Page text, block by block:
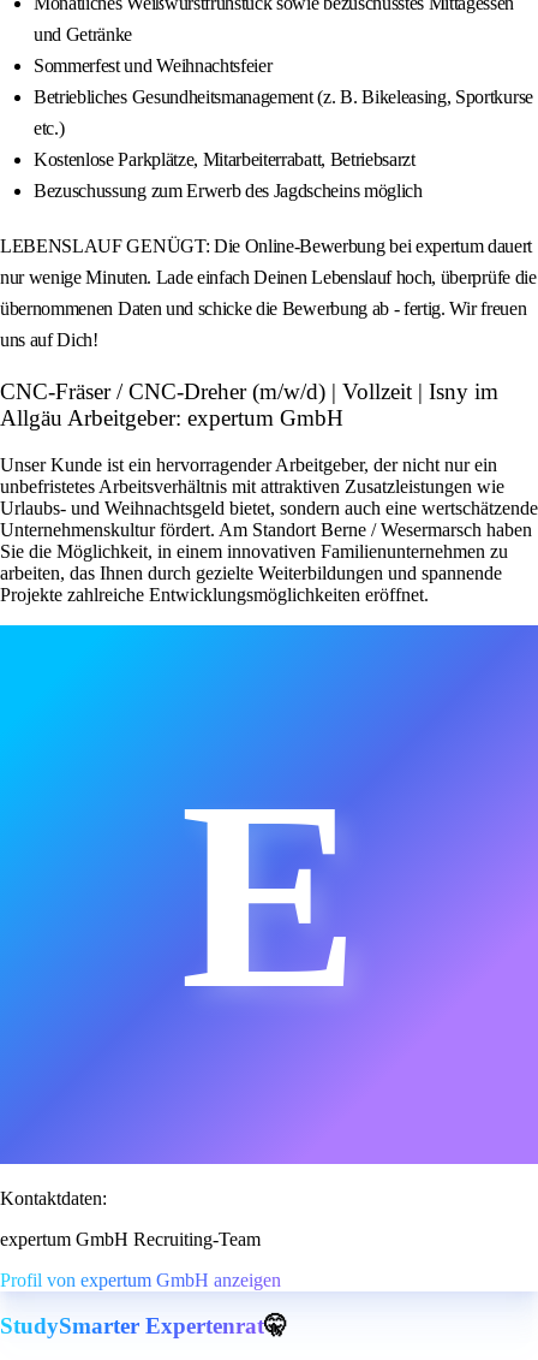
und Getränke
Sommerfest und Weihnachtsfeier
Betriebliches Gesundheitsmanagement (z. B. Bikeleasing, Sportkurse
etc.)
Kostenlose Parkplätze, Mitarbeiterrabatt, Betriebsarzt
Bezuschussung zum Erwerb des Jagdscheins möglich
LEBENSLAUF GENÜGT: Die Online-Bewerbung bei expertum dauert
nur wenige Minuten. Lade einfach Deinen Lebenslauf hoch, überprüfe die
übernommenen Daten und schicke die Bewerbung ab - fertig. Wir freuen
uns auf Dich!
CNC-Fräser / CNC-Dreher (m/w/d) | Vollzeit | Isny im
Allgäu Arbeitgeber: expertum GmbH
Unser Kunde ist ein hervorragender Arbeitgeber, der nicht nur ein
unbefristetes Arbeitsverhältnis mit attraktiven Zusatzleistungen wie
Urlaubs- und Weihnachtsgeld bietet, sondern auch eine wertschätzende
Unternehmenskultur fördert. Am Standort Berne / Wesermarsch haben
Sie die Möglichkeit, in einem innovativen Familienunternehmen zu
arbeiten, das Ihnen durch gezielte Weiterbildungen und spannende
Projekte zahlreiche Entwicklungsmöglichkeiten eröffnet.
E
Kontaktdaten:
expertum GmbH Recruiting-Team
Profil von expertum GmbH anzeigen
StudySmarter Expertenrat🤫